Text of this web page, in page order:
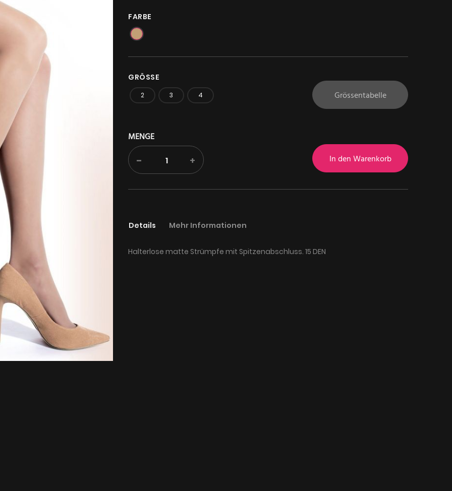
FARBE
GRÖSSE
2 3 4 Grössentabelle
MENGE
- + In den Warenkorb
Details
Halterlose matte Strümpfe mit Spitzenabschluss. 15 DEN
Mehr Informationen